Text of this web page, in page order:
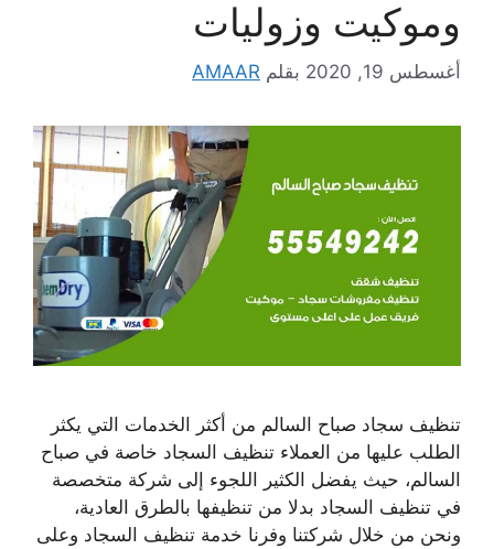
وموكيت وزوليات
أغسطس 19, 2020 بقلم AMAAR
تنظيف سجاد صباح السالم من أكثر الخدمات التي يكثر
الطلب عليها من العملاء تنظيف السجاد خاصة في صباح
السالم، حيث يفضل الكثير اللجوء إلى شركة متخصصة
في تنظيف السجاد بدلا من تنظيفها بالطرق العادية،
ونحن من خلال شركتنا وفرنا خدمة تنظيف السجاد وعلى